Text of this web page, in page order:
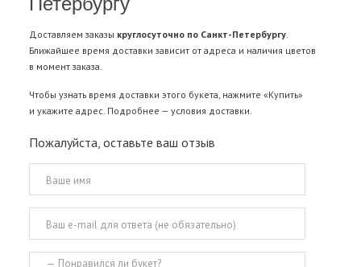
Доставляем заказы круглосуточно по Санкт-Петербургу.
Ближайшее время доставки зависит от адреса и наличия цветов
в момент заказа.
Чтобы узнать время доставки этого букета, нажмите «Купить»
и укажите адрес. Подробнее — условия доставки.
Пожалуйста, оставьте ваш отзыв